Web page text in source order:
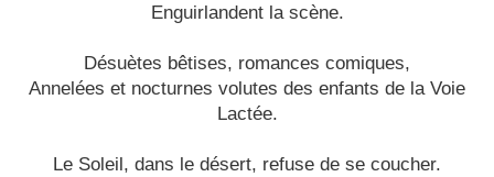
Enguirlandent la scène.
Désuètes bêtises, romances comiques,
Annelées et nocturnes volutes des enfants de la Voie
Lactée.
Le Soleil, dans le désert, refuse de se coucher.